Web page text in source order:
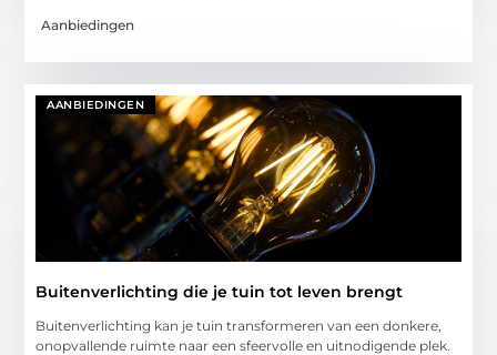
Aanbiedingen
AANBIEDINGEN
Buitenverlichting die je tuin tot leven brengt
Buitenverlichting kan je tuin transformeren van een donkere,
onopvallende ruimte naar een sfeervolle en uitnodigende plek.